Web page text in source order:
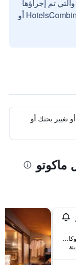
تم إجراؤها
بواسطة مستخدمين حقيقيين مع HotelsCombined أو
تغيير بحثك أو
ماكوتو
364 Minamimachi, هاتسوكايتشي, اليابان